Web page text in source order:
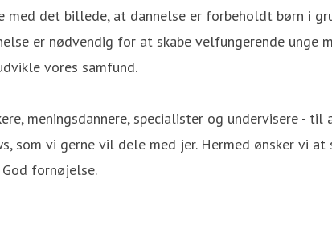
med det billede, at dannelse er forbeholdt børn i
er nødvendig for at skabe velfungerende unge
vores samfund.
meningsdannere, specialister og undervisere -
som vi gerne vil dele med jer. Hermed ønsker vi
fornøjelse.